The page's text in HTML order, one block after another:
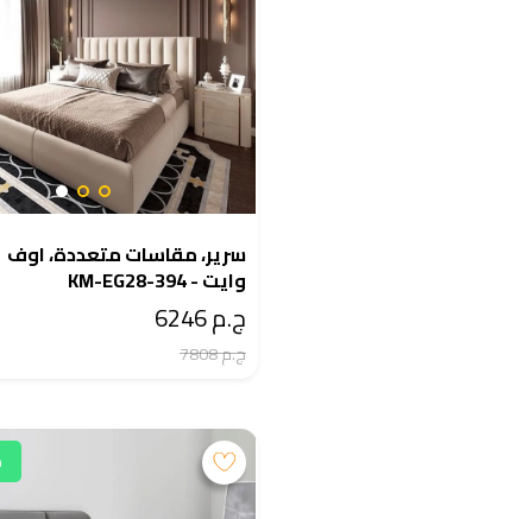
سرير، مقاسات متعددة، اوف
وايت - KM-EG28-394
ج.م 6246
ج.م 7808